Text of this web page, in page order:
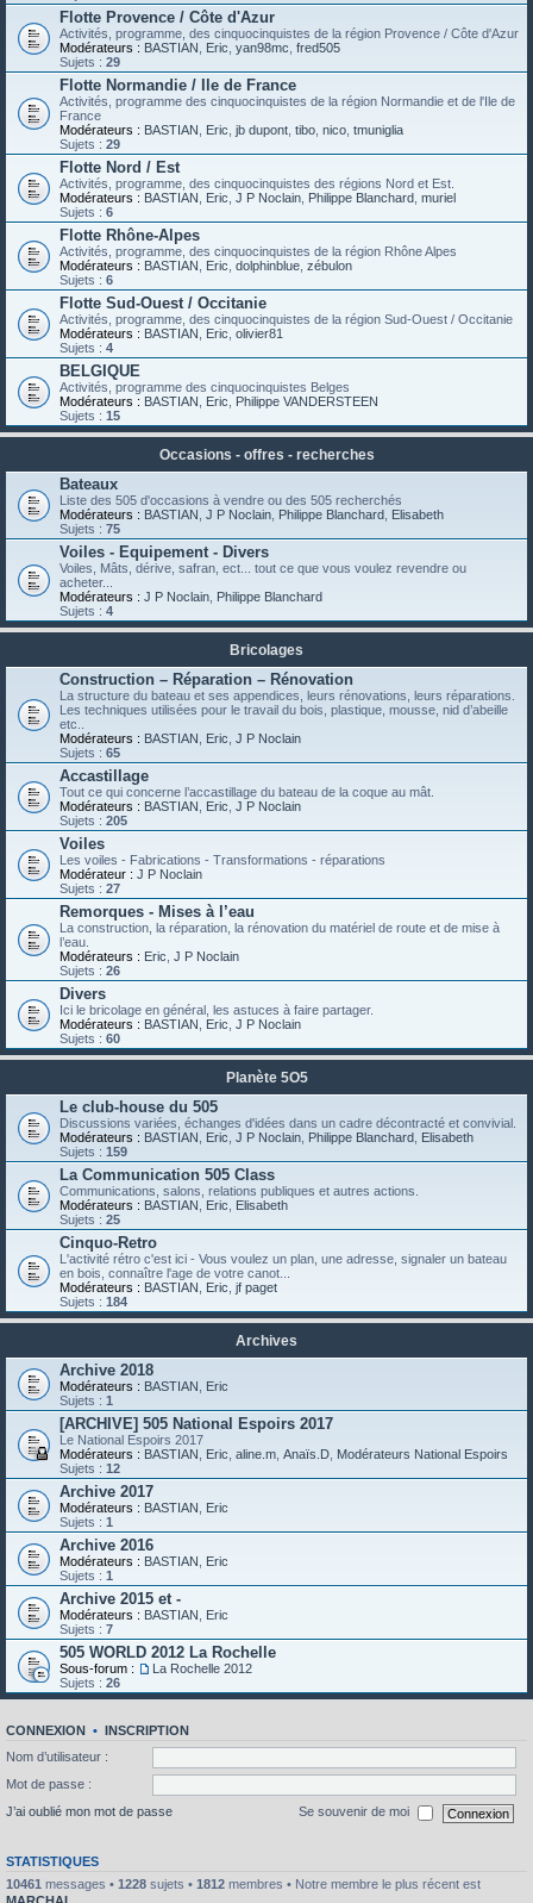
Flotte Provence / Côte d'Azur
Activités, programme, des cinquocinquistes de la région Provence / Côte d'Azur
Modérateurs : BASTIAN Eric yan98mc fred505
Sujets : 29
Flotte Normandie / Ile de France
Activités, programme des cinquocinquistes de la région Normandie et de l'Ile de
France
Modérateurs : BASTIAN Eric jb dupont tibo nico tmuniglia
Sujets : 29
Flotte Nord / Est
Activités, programme, des cinquocinquistes des régions Nord et Est.
Modérateurs : BASTIAN Eric J P Noclain Philippe Blanchard muriel
Sujets : 6
Flotte Rhône-Alpes
Activités, programme, des cinquocinquistes de la région Rhône Alpes
Modérateurs : BASTIAN Eric dolphinblue zébulon
Sujets : 6
Flotte Sud-Ouest / Occitanie
Activités, programme, des cinquocinquistes de la région Sud-Ouest / Occitanie
Modérateurs : BASTIAN Eric olivier81
Sujets : 4
BELGIQUE
Activités, programme des cinquocinquistes Belges
Modérateurs : BASTIAN Eric
Philippe VANDERSTEEN
Sujets : 15
Occasions - offres - recherches
Bateaux
Liste des 505 d'occasions à vendre ou des 505 recherchés
Modérateurs : BASTIAN J P Noclain Philippe Blanchard Elisabeth
Sujets : 75
Voiles - Equipement - Divers
Voiles, Mâts, dérive, safran, ect... tout ce que vous voulez revendre ou
acheter...
Modérateurs : J P Noclain Philippe Blanchard
Sujets : 4
Bricolages
Construction – Réparation – Rénovation
La structure du bateau et ses appendices, leurs rénovations, leurs réparations.
Les techniques utilisées pour le travail du bois, plastique, mousse, nid d’abeille
etc..
Modérateurs : BASTIAN Eric J P Noclain
Sujets : 65
Accastillage
Tout ce qui concerne l’accastillage du bateau de la coque au mât.
Modérateurs : BASTIAN Eric J P Noclain
Sujets : 205
Voiles
Les voiles - Fabrications - Transformations - réparations
Modérateur : J P Noclain
Sujets : 27
Remorques - Mises à l’eau
La construction, la réparation, la rénovation du matériel de route et de mise à
l’eau.
Modérateurs : Eric J P Noclain
Sujets : 26
Divers
Ici le bricolage en général, les astuces à faire partager.
Modérateurs : BASTIAN Eric J P Noclain
Sujets : 60
Planète 5O5
Le club-house du 505
Discussions variées, échanges d'idées dans un cadre décontracté et convivial.
Modérateurs : BASTIAN Eric J P Noclain Philippe Blanchard Elisabeth
Sujets : 159
La Communication 505 Class
Communications, salons, relations publiques et autres actions.
Modérateurs : BASTIAN Eric
Elisabeth
Sujets : 25
Cinquo-Retro
L'activité rétro c'est ici - Vous voulez un plan, une adresse, signaler un bateau
en bois, connaître l'age de votre canot...
Modérateurs : BASTIAN Eric jf paget
Sujets : 184
Archives
Archive 2018
Modérateurs : BASTIAN
Eric
Sujets : 1
[ARCHIVE] 505 National Espoirs 2017
Le National Espoirs 2017
Modérateurs : BASTIAN Eric aline.m Anaïs.D Modérateurs National Espoirs
Sujets : 12
Archive 2017
Modérateurs : BASTIAN
Eric
Sujets : 1
Archive 2016
Modérateurs : BASTIAN
Eric
Sujets : 1
Archive 2015 et -
Modérateurs : BASTIAN
Eric
Sujets : 7
505 WORLD 2012 La Rochelle
Sous-forum :
La Rochelle 2012
Sujets : 26
CONNEXION • INSCRIPTION
Nom d’utilisateur :
Mot de passe :
J’ai oublié mon mot de passe
Se souvenir de moi
STATISTIQUES
10461 messages • 1228 sujets • 1812 membres • Notre membre le plus récent est